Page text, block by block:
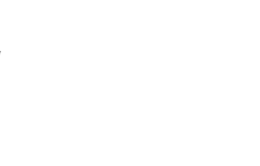
joka tarjoaa